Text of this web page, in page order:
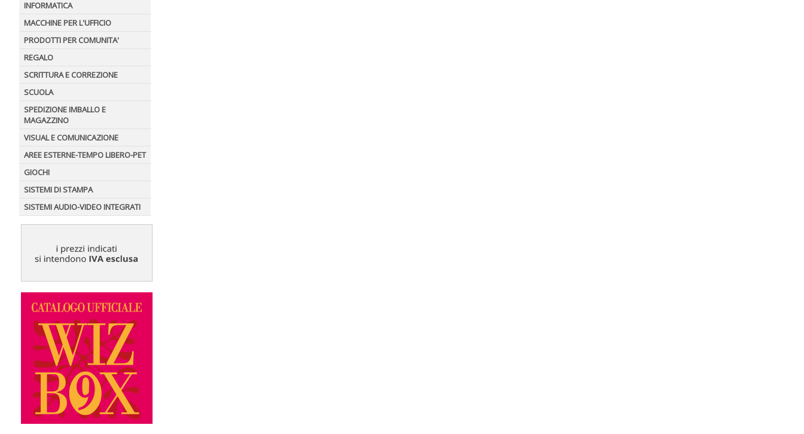
INFORMATICA
MACCHINE PER L'UFFICIO
PRODOTTI PER COMUNITA'
REGALO
SCRITTURA E CORREZIONE
SCUOLA
SPEDIZIONE IMBALLO E
MAGAZZINO
VISUAL E COMUNICAZIONE
AREE ESTERNE-TEMPO LIBERO-PET
GIOCHI
SISTEMI DI STAMPA
SISTEMI AUDIO-VIDEO INTEGRATI